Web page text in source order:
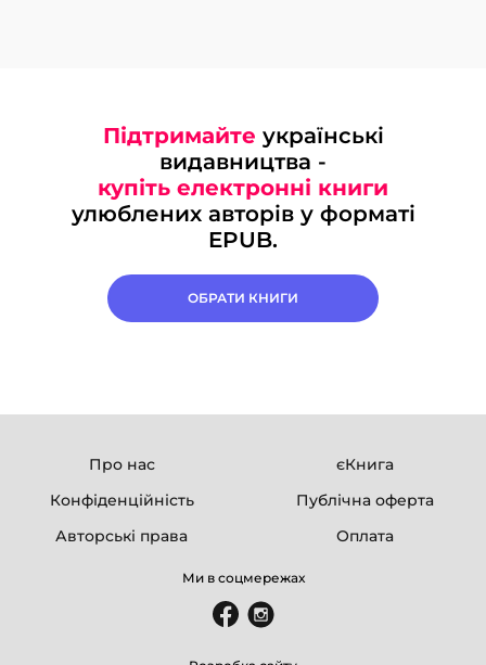
Підтримайте українські
видавництва -
купіть електронні книги
улюблених авторів у форматі
EPUB.
ОБРАТИ КНИГИ
Про нас
єКнига
Конфіденційність
Публічна оферта
Авторські права
Оплата
Ми в соцмережах